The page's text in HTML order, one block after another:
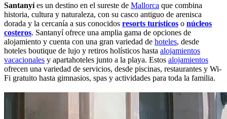
Santanyíes un destino en el sureste de Mallorca que combina
historia, cultura y naturaleza, con su casco antiguo de arenisca
dorada y la cercanía a sus conocidos resorts turísticos o núcleos
costeros. Santanyí ofrece una amplia gama de opciones de
alojamiento y cuenta con una gran variedad de hoteles, desde
hoteles boutique de lujo y retiros holísticos hasta alojamientos
vacacionales y apartahoteles junto a la playa. Estos alojamientos
ofrecen una variedad de servicios, desde piscinas, restaurantes y Wi-
Fi gratuito hasta gimnasios, spas y actividades para toda la familia.